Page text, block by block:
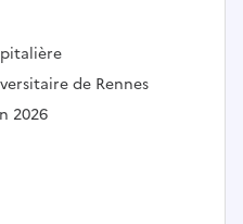
de Rennes
2026
de Santé H/F à 100%